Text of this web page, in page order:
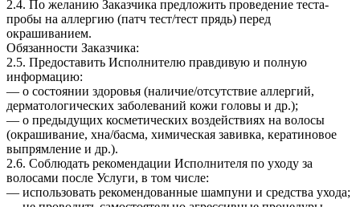
2.4. По желанию Заказчика предложить проведение теста-
пробы на аллергию (патч тест/тест прядь) перед
окрашиванием.
Обязанности Заказчика:
2.5. Предоставить Исполнителю правдивую и полную
информацию:
— о состоянии здоровья (наличие/отсутствие аллергий,
дерматологических заболеваний кожи головы и др.);
— о предыдущих косметических воздействиях на волосы
(окрашивание, хна/басма, химическая завивка, кератиновое
выпрямление и др.).
2.6. Соблюдать рекомендации Исполнителя по уходу за
волосами после Услуги, в том числе:
— использовать рекомендованные шампуни и средства ухода;